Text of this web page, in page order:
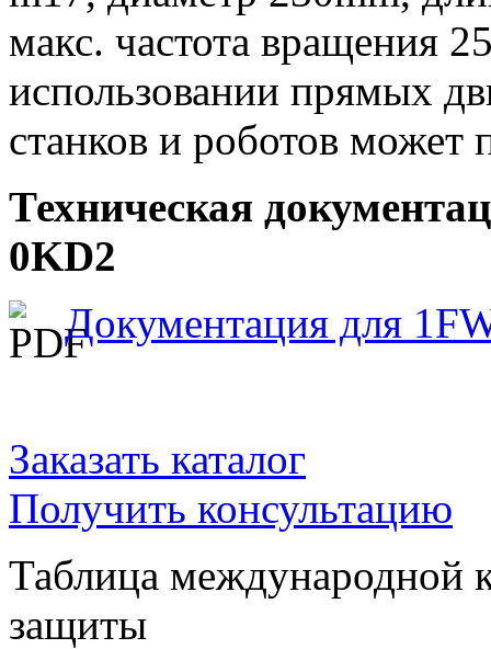
макс. частота вращения
использовании прямых
станков и роботов может
Техническая
0KD2
Документация для
Заказать каталог
Получить консультацию
Таблица международной
защиты